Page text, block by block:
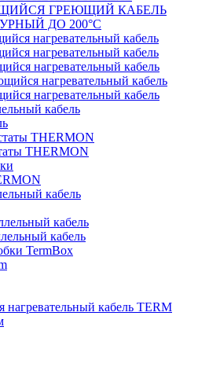
ГРЕЮЩИЙ КАБЕЛЬ
ДО 200°С
нагревательный кабель
нагревательный кабель
нагревательный кабель
нагревательный кабель
нагревательный кабель
кабель
THERMON
THERMON
кабель
кабель
кабель
TermBox
кабель TERM